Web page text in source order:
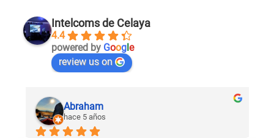
Intelcoms de Celaya
4.4
powered by Google
review us on
Abraham
hace 5 años